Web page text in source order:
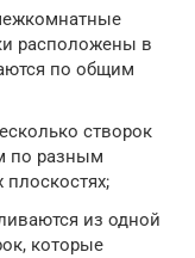
расположены в
по общим
створок
по разным
из одной
которые